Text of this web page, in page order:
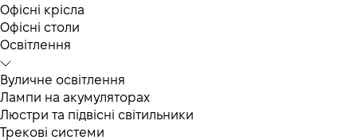
Офісні крісла
Офісні столи
Освітлення
Вуличне освітлення
Лампи на акумуляторах
Люстри та підвісні світильники
Трекові системи